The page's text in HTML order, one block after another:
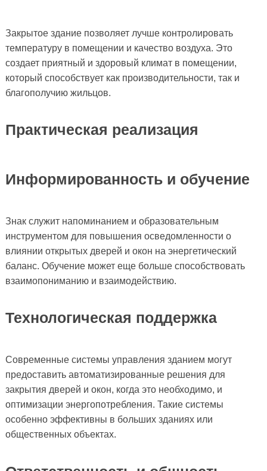
Закрытое здание позволяет лучше контролировать
температуру в помещении и качество воздуха. Это
создает приятный и здоровый климат в помещении,
который способствует как производительности, так и
благополучию жильцов.
Практическая реализация
Информированность и обучение
Знак служит напоминанием и образовательным
инструментом для повышения осведомленности о
влиянии открытых дверей и окон на энергетический
баланс. Обучение может еще больше способствовать
взаимопониманию и взаимодействию.
Технологическая поддержка
Современные системы управления зданием могут
предоставить автоматизированные решения для
закрытия дверей и окон, когда это необходимо, и
оптимизации энергопотребления. Такие системы
особенно эффективны в больших зданиях или
общественных объектах.